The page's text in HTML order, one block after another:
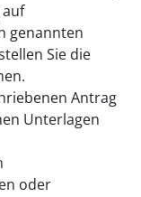
genannten
Sie die
Antrag
Unterlagen
oder